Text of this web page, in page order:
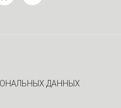
ДАННЫХ